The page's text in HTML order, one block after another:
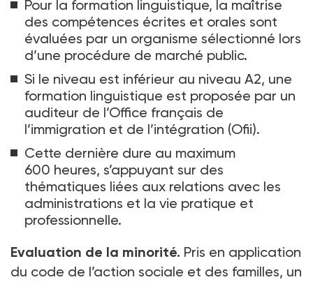
Pour la formation linguistique, la maîtrise
des compétences écrites et orales sont
évaluées par un organisme sélectionné lors
d’une procédure de marché public.
Si le niveau est inférieur au niveau A2, une
formation linguistique est proposée par un
auditeur de l’Office français de
l’immigration et de l’intégration (Ofii).
Cette dernière dure au maximum
600 heures, s’appuyant sur des
thématiques liées aux relations avec les
administrations et la vie pratique et
professionnelle.
Evaluation de la minorité. Pris en application
du code de l’action sociale et des familles, un